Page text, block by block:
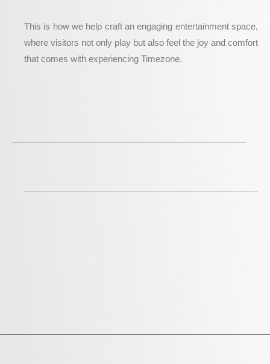
This is how we help craft an engaging entertainment space,
where visitors not only play but also feel the joy and comfort
that comes with experiencing Timezone.